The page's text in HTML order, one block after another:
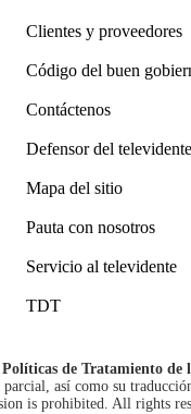
Clientes y proveedores
Código del buen
Contáctenos
Defensor del televidente
Mapa del sitio
Pauta con nosotros
Servicio al televidente
TDT
Políticas de Tratamiento de
así como su
is prohibited. All rights